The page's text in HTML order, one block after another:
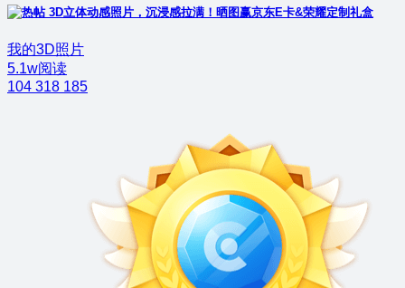
3D立体动感照片，沉浸感拉满！晒图赢京东E卡&荣耀定制礼盒
我的3D照片
5.1w阅读
104 318 185